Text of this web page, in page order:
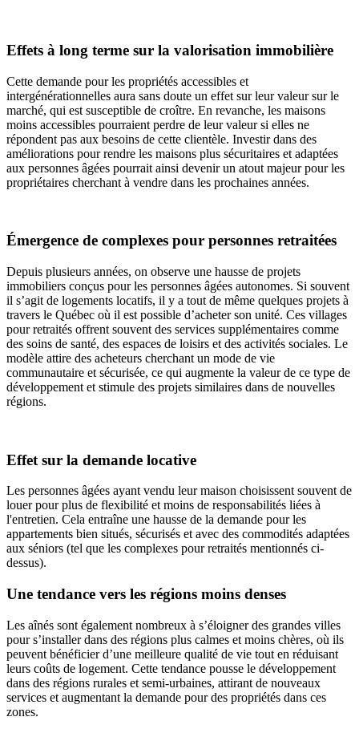
Effets à long terme sur la valorisation immobilière
Cette demande pour les propriétés accessibles et
intergénérationnelles aura sans doute un effet sur leur valeur sur le
marché, qui est susceptible de croître. En revanche, les maisons
moins accessibles pourraient perdre de leur valeur si elles ne
répondent pas aux besoins de cette clientèle. Investir dans des
améliorations pour rendre les maisons plus sécuritaires et adaptées
aux personnes âgées pourrait ainsi devenir un atout majeur pour les
propriétaires cherchant à vendre dans les prochaines années.
Émergence de complexes pour personnes retraitées
Depuis plusieurs années, on observe une hausse de projets
immobiliers conçus pour les personnes âgées autonomes. Si souvent
il s’agit de logements locatifs, il y a tout de même quelques projets à
travers le Québec où il est possible d’acheter son unité. Ces villages
pour retraités offrent souvent des services supplémentaires comme
des soins de santé, des espaces de loisirs et des activités sociales. Le
modèle attire des acheteurs cherchant un mode de vie
communautaire et sécurisée, ce qui augmente la valeur de ce type de
développement et stimule des projets similaires dans de nouvelles
régions.
Effet sur la demande locative
Les personnes âgées ayant vendu leur maison choisissent souvent de
louer pour plus de flexibilité et moins de responsabilités liées à
l'entretien. Cela entraîne une hausse de la demande pour les
appartements bien situés, sécurisés et avec des commodités adaptées
aux séniors (tel que les complexes pour retraités mentionnés ci-
dessus).
Une tendance vers les régions moins denses
Les aînés sont également nombreux à s’éloigner des grandes villes
pour s’installer dans des régions plus calmes et moins chères, où ils
peuvent bénéficier d’une meilleure qualité de vie tout en réduisant
leurs coûts de logement. Cette tendance pousse le développement
dans des régions rurales et semi-urbaines, attirant de nouveaux
services et augmentant la demande pour des propriétés dans ces
zones.